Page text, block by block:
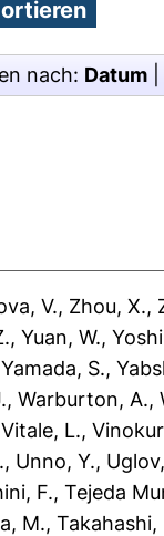
nach: Datum
V., Zhou, X.,
, Yuan, W.,
Yamada, S.,
, Warburton, A.,
Vitale, L.,
, Unno, Y.,
F., Tejeda
M., Takahashi,